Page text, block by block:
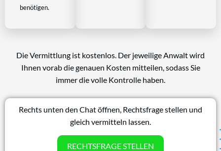
benötigen.
Die Vermittlung ist kostenlos. Der jeweilige Anwalt wird
Ihnen vorab die genauen Kosten mitteilen, sodass Sie
immer die volle Kontrolle haben.
Rechts unten den Chat öffnen, Rechtsfrage stellen und
gleich vermitteln lassen.
RECHTSFRAGE STELLEN